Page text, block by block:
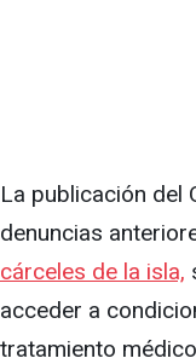
La publicación del
denuncias
cárceles de la isla,
acceder a
tratamiento